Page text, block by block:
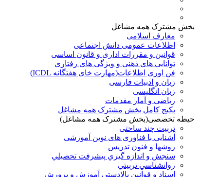
بخش مشترک همه مشاغل
معارف اسلامی
اطلاعات عمومی دانش اجتماعی
قوانین و مقررات اداری و قانون اساسی
توانایی های ذهنی و ویژگی های رفتاری
فن اوری اطلاعات(مهارت خای هفتگانه ICDL)
زبان و ادبیات فارسی
زبان انگلیسی
ریاضی و آمار مقدمات
پکیج کامل بخش مشترک همه مشاغل
حیطه تخصصی(بخش مشترک همه مشاغل)
تربیت چند ساحتی
آشنایی با فناوری های نوین آموزشی
روشها و فنون تدريس
سنجش و اندازه گيري پيشرفت تحصيلي
روانشناسي تربيتي
اسناد و قوانين بالادستي آموزش و پرورش